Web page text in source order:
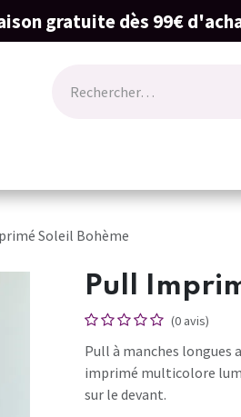
gratuite dès 99€
Soleil Bohème
Pull
(0 avis)
Pull à manches longues
imprimé multicolore
sur le devant.